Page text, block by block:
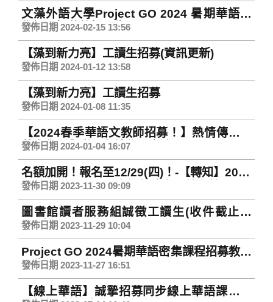
文藻外語大學Project GO 2024 暑期華語密
集課程招募教師公告
發佈日期 2024-02-15 13:56
【藻到新力亮】工讀生招募(資訊更新)
發佈日期 2024-01-12 13:58
【藻到新力亮】工讀生招募
發佈日期 2024-01-08 11:35
【2024春季華語文教師招募！】熱情傳承中
華文化，與世界各地學子交流
發佈日期 2024-01-04 16:07
名額加開！報名至12/29(四)！-【轉知】2024
Project LAKBAY 寒假菲律賓全英文營
發佈日期 2023-11-30 09:09
圖書館讀者服務組誠徵工讀生(收件截止日
112年12月4日)
發佈日期 2023-11-29 10:04
Project GO 2024暑期華語密集課程招募教師
公告
發佈日期 2023-11-27 16:51
【線上華語】誠摯招募同步線上華語課程儲